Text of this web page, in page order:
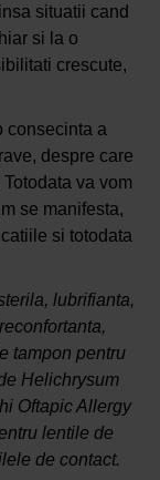
situatii cand
si la o
crescute,
consecinta a
despre care
va vom
se manifesta,
si totodata
lubrifianta,
tampon pentru
Helichrysum
Oftapic Allergy
lentile de
de contact.